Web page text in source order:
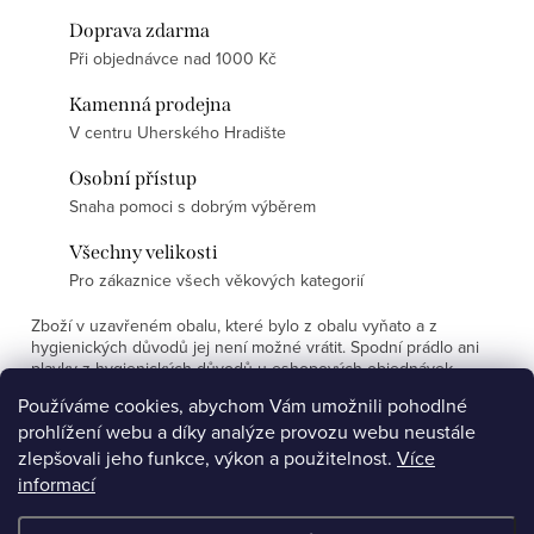
Používáme cookies, abychom Vám umožnili pohodlné
prohlížení webu a díky analýze provozu webu neustále
zlepšovali jeho funkce, výkon a použitelnost. Více
informací
Doprava zdarma
Při objednávce nad 1000 Kč
Kamenná prodejna
V centru Uherského Hradište
Osobní přístup
Snaha pomoci s dobrým výběrem
Všechny velikosti
Pro zákaznice všech věkových kategorií
Zboží v uzavřeném obalu, které bylo z obalu vyňato a z
hygienických důvodů jej není možné vrátit. Spodní prádlo ani
plavky z hygienických důvodů u eshopových objednávek
Z
Affiliate program